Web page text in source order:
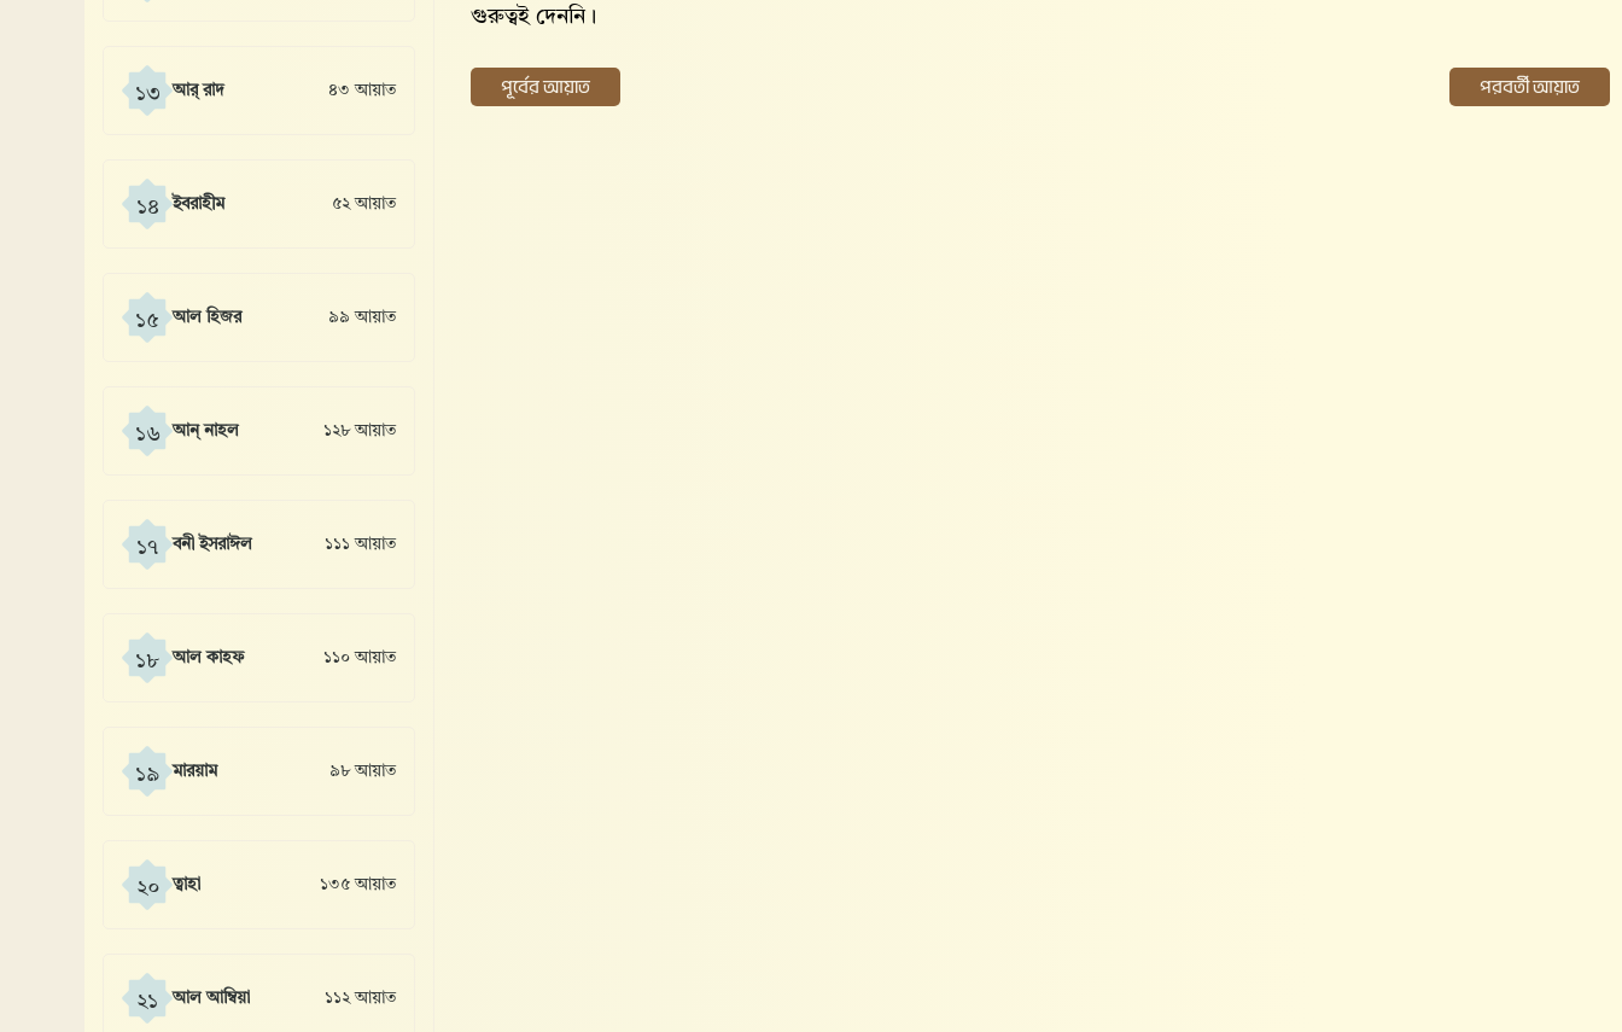
১৩ আর্ রাদ ৪৩ আয়াত
১৪ ইবরাহীম ৫২ আয়াত
১৫ আল হিজর ৯৯ আয়াত
১৬ আন্ নাহল ১২৮ আয়াত
১৭ বনী ইসরাঈল ১১১ আয়াত
১৮ আল কাহফ ১১০ আয়াত
১৯ মারয়াম ৯৮ আয়াত
২০ ত্বাহা ১৩৫ আয়াত
২১ আল আম্বিয়া ১১২ আয়াত
গুরুত্বই দেননি।
পূর্বের আয়াত পরবর্তী আয়াত